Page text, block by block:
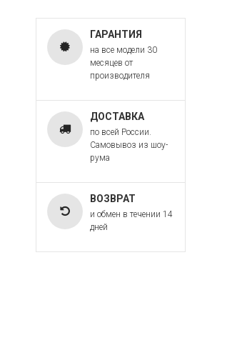
ГАРАНТИЯ
на все модели 30
месяцев от
производителя
ДОСТАВКА
по всей России.
Самовывоз из шоу-
рума
ВОЗВРАТ
и обмен в течении 14
дней